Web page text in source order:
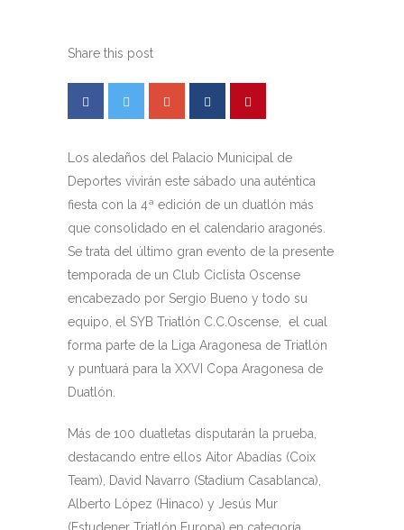
Share this post
Los aledaños del Palacio Municipal de
Deportes vivirán este sábado una auténtica
fiesta con la 4ª edición de un duatlón más
que consolidado en el calendario aragonés.
Se trata del último gran evento de la presente
temporada de un Club Ciclista Oscense
encabezado por Sergio Bueno y todo su
equipo, el SYB Triatlón C.C.Oscense, el cual
forma parte de la Liga Aragonesa de Triatlón
y puntuará para la XXVI Copa Aragonesa de
Duatlón.
Más de 100 duatletas disputarán la prueba,
destacando entre ellos Aitor Abadías (Coix
Team), David Navarro (Stadium Casablanca),
Alberto López (Hinaco) y Jesús Mur